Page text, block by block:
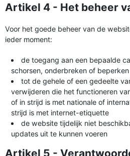
Artikel 4 - Het beheer
Voor het goede beheer van de
ieder moment:
de toegang aan een bepaalde
schorsen, onderbreken of beperken
tot de gehele of een gedeelte
verwijderen die het functioneren
of in strijd is met nationale of
strijd is met internet-etiquette
de website tijdelijk niet
updates uit te kunnen voeren
Artikel 5 -